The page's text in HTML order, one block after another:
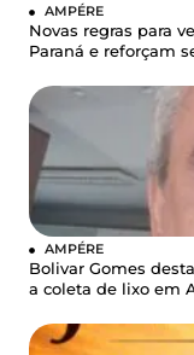
AMPÉRE
Novas regras para
Paraná e reforçam
AMPÉRE
Bolivar Gomes
a coleta de lixo em